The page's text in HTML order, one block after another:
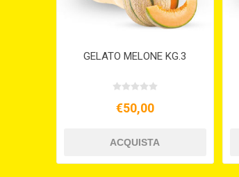
GELATO MELONE KG.3
€50,00